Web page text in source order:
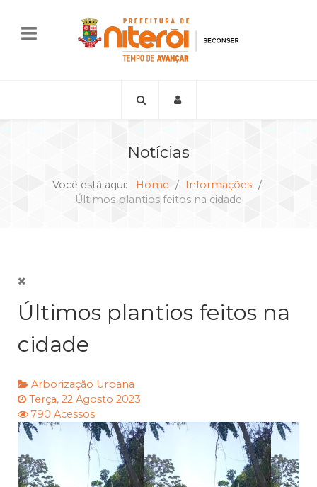
Notícias
Você está aqui: Home
Informações
Últimos plantios feitos na cidade
Últimos plantios feitos na
cidade
Arborização Urbana
Terça, 22 Agosto 2023
790 Acessos